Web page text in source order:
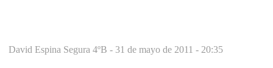
David Espina Segura 4ºB - 31 de mayo de 2011 - 20:35